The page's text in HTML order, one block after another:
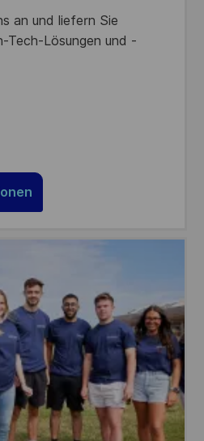
an und liefern Sie
Tech-Lösungen und -